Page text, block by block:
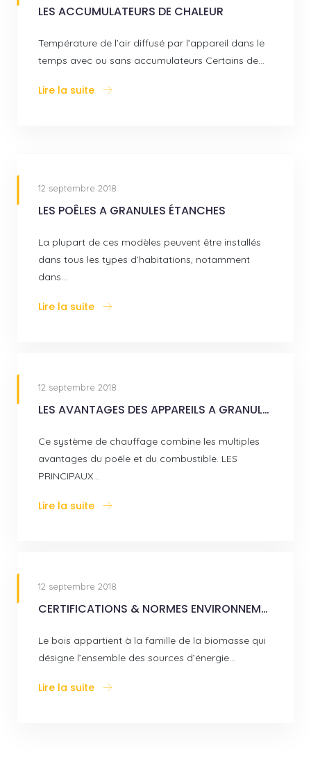
LES ACCUMULATEURS DE CHALEUR
Température de l’air diffusé par l’appareil dans le
temps avec ou sans accumulateurs Certains de…
Lire la suite
12 septembre 2018
LES POÊLES A GRANULES ÉTANCHES
La plupart de ces modèles peuvent être installés
dans tous les types d’habitations, notamment
dans…
Lire la suite
12 septembre 2018
LES AVANTAGES DES APPAREILS A GRANULES
Ce système de chauffage combine les multiples
avantages du poêle et du combustible. LES
PRINCIPAUX…
Lire la suite
12 septembre 2018
CERTIFICATIONS & NORMES ENVIRONNEMENTALES
Le bois appartient à la famille de la biomasse qui
désigne l’ensemble des sources d’énergie…
Lire la suite